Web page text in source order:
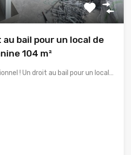
bail pour un local de
104 m²
! Un droit au bail pour un local…